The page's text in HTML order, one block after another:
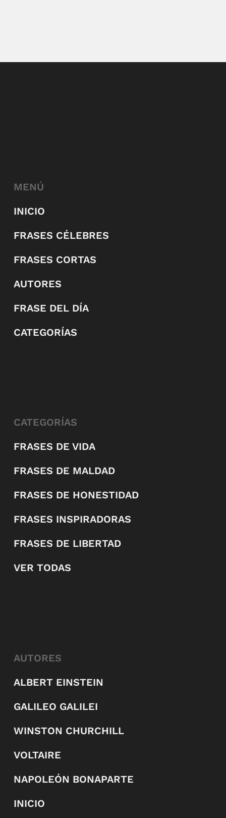
MENÚ
INICIO
FRASES CÉLEBRES
FRASES CORTAS
AUTORES
FRASE DEL DÍA
CATEGORÍAS
CATEGORÍAS
FRASES DE VIDA
FRASES DE MALDAD
FRASES DE HONESTIDAD
FRASES INSPIRADORAS
FRASES DE LIBERTAD
VER TODAS
AUTORES
ALBERT EINSTEIN
GALILEO GALILEI
WINSTON CHURCHILL
VOLTAIRE
NAPOLEÓN BONAPARTE
INICIO